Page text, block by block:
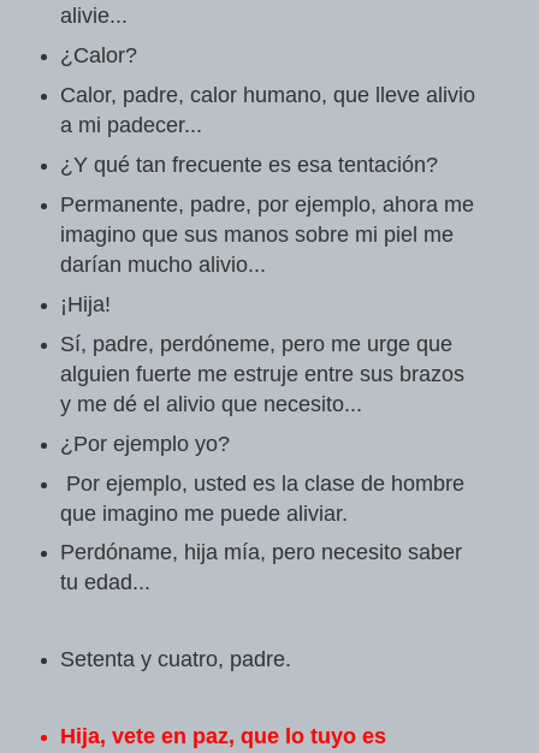
alivie...
¿Calor?
Calor, padre, calor humano, que lleve alivio
a mi padecer...
¿Y qué tan frecuente es esa tentación?
Permanente, padre, por ejemplo, ahora me
imagino que sus manos sobre mi piel me
darían mucho alivio...
¡Hija!
Sí, padre, perdóneme, pero me urge que
alguien fuerte me estruje entre sus brazos
y me dé el alivio que necesito...
¿Por ejemplo yo?
Por ejemplo, usted es la clase de hombre
que imagino me puede aliviar.
Perdóname, hija mía, pero necesito saber
tu edad...
Setenta y cuatro, padre.
Hija, vete en paz, que lo tuyo es